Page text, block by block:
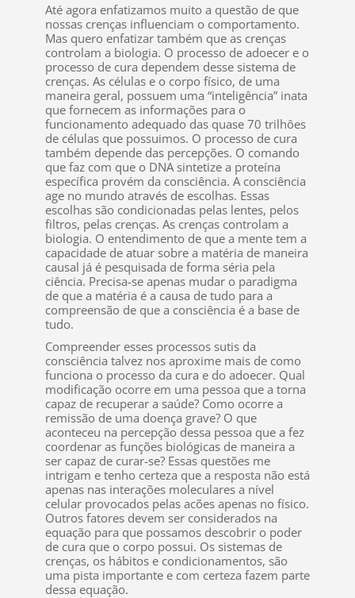
Até agora enfatizamos muito a questão de que
nossas crenças influenciam o comportamento.
Mas quero enfatizar também que as crenças
controlam a biologia. O processo de adoecer e o
processo de cura dependem desse sistema de
crenças. As células e o corpo físico, de uma
maneira geral, possuem uma “inteligência” inata
que fornecem as informações para o
funcionamento adequado das quase 70 trilhôes
de células que possuimos. O processo de cura
também depende das percepções. O comando
que faz com que o DNA sintetize a proteína
específica provém da consciência. A consciência
age no mundo através de escolhas. Essas
escolhas são condicionadas pelas lentes, pelos
filtros, pelas crenças. As crenças controlam a
biologia. O entendimento de que a mente tem a
capacidade de atuar sobre a matéria de maneira
causal já é pesquisada de forma séria pela
ciência. Precisa-se apenas mudar o paradigma
de que a matéria é a causa de tudo para a
compreensão de que a consciência é a base de
tudo.
Compreender esses processos sutis da
consciência talvez nos aproxime mais de como
funciona o processo da cura e do adoecer. Qual
modificação ocorre em uma pessoa que a torna
capaz de recuperar a saúde? Como ocorre a
remissão de uma doença grave? O que
aconteceu na percepção dessa pessoa que a fez
coordenar as funções biológicas de maneira a
ser capaz de curar-se? Essas questões me
intrigam e tenho certeza que a resposta não está
apenas nas interações moleculares a nível
celular provocados pelas acões apenas no físico.
Outros fatores devem ser considerados na
equação para que possamos descobrir o poder
de cura que o corpo possui. Os sistemas de
crenças, os hábitos e condicionamentos, são
uma pista importante e com certeza fazem parte
dessa equação.